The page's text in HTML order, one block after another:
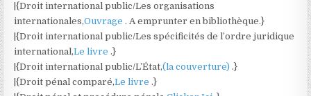
|{Droit international public/Les organisations
internationales,Ouvrage. A emprunter en bibliothèque.}
|{Droit international public/Les spécificités de l’ordre juridique
international,Le livre.}
|{Droit international public/L’État,(la couverture).}
|{Droit pénal comparé,Le livre.}